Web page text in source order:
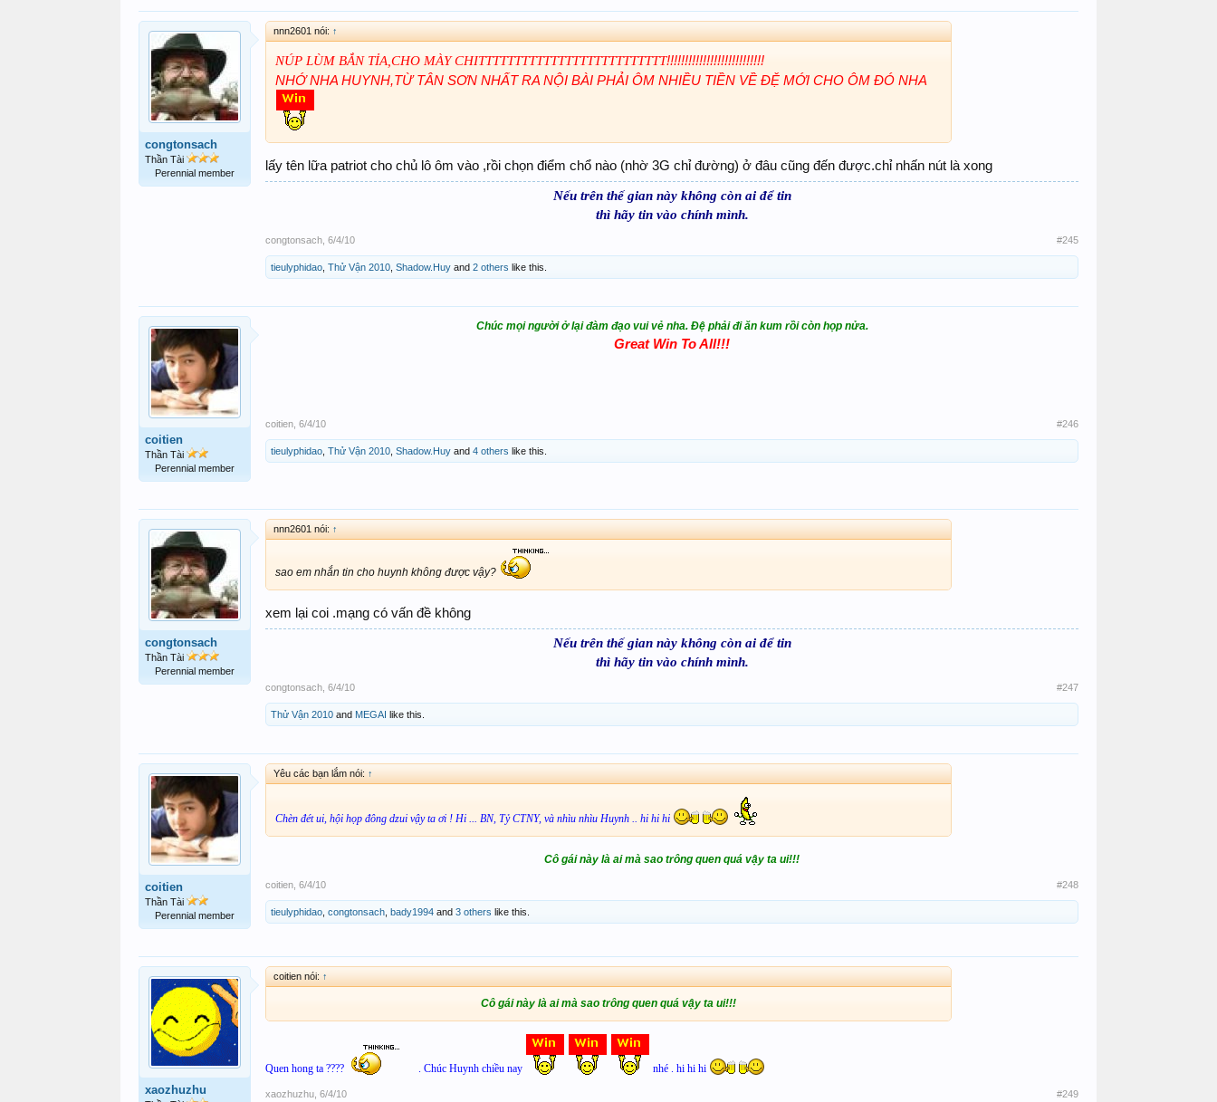
congtonsach
Thần Tài
Perennial member
nnn2601 nói: ↑
NÚP LÙM BẮN TỈA,CHO MÀY CHITTTTTTTTTTTTTTTTTTTTTTTTTT!!!!!!!!!!!!!!!!!!!!!!!!!!!
NHỚ NHA HUYNH,TỪ TÂN SƠN NHẤT RA NỘI BÀI PHẢI ÔM NHIỀU TIỀN VỀ ĐỆ MỚI CHO ÔM ĐÓ NHA
lấy tên lữa patriot cho chủ lô ôm vào ,rồi chọn điểm chổ nào (nhờ 3G chỉ đường) ở đâu cũng đến được.chỉ nhấn nút là xong
Nếu trên thế gian này không còn ai để tin
thì hãy tin vào chính mình.
congtonsach 6/4/10 #245
tieulyphidao Thử Vận 2010 Shadow.Huy and 2 others like this.
coitien
Thần Tài
Perennial member
Chúc mọi người ở lại đàm đạo vui vẻ nha. Đệ phải đi ăn kum rồi còn họp nửa.
Great Win To All!!!
coitien 6/4/10 #246
tieulyphidao Thử Vận 2010 Shadow.Huy and 4 others like this.
congtonsach
Thần Tài
Perennial member
nnn2601 nói: ↑
sao em nhắn tin cho huynh không được vậy?
xem lại coi .mạng có vấn đề không
Nếu trên thế gian này không còn ai để tin
thì hãy tin vào chính mình.
congtonsach 6/4/10 #247
Thử Vận 2010 and MEGAI like this.
coitien
Thần Tài
Perennial member
Yêu các bạn lắm nói: ↑
Chèn đét ui, hội họp đông dzui vậy ta ơi ! Hi ... BN, Tỷ CTNY, và nhìu nhìu Huynh .. hi hi hi
Cô gái này là ai mà sao trông quen quá vậy ta ui!!!
coitien 6/4/10 #248
tieulyphidao congtonsach bady1994 and 3 others like this.
xaozhuzhu
coitien nói: ↑
Cô gái này là ai mà sao trông quen quá vậy ta ui!!!
Quen hong ta ???? . Chúc Huynh chiều nay nhé . hi hi hi
xaozhuzhu 6/4/10 #249